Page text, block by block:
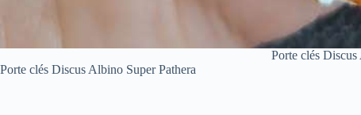
Porte clés
Porte clés Discus Albino Super Pathera